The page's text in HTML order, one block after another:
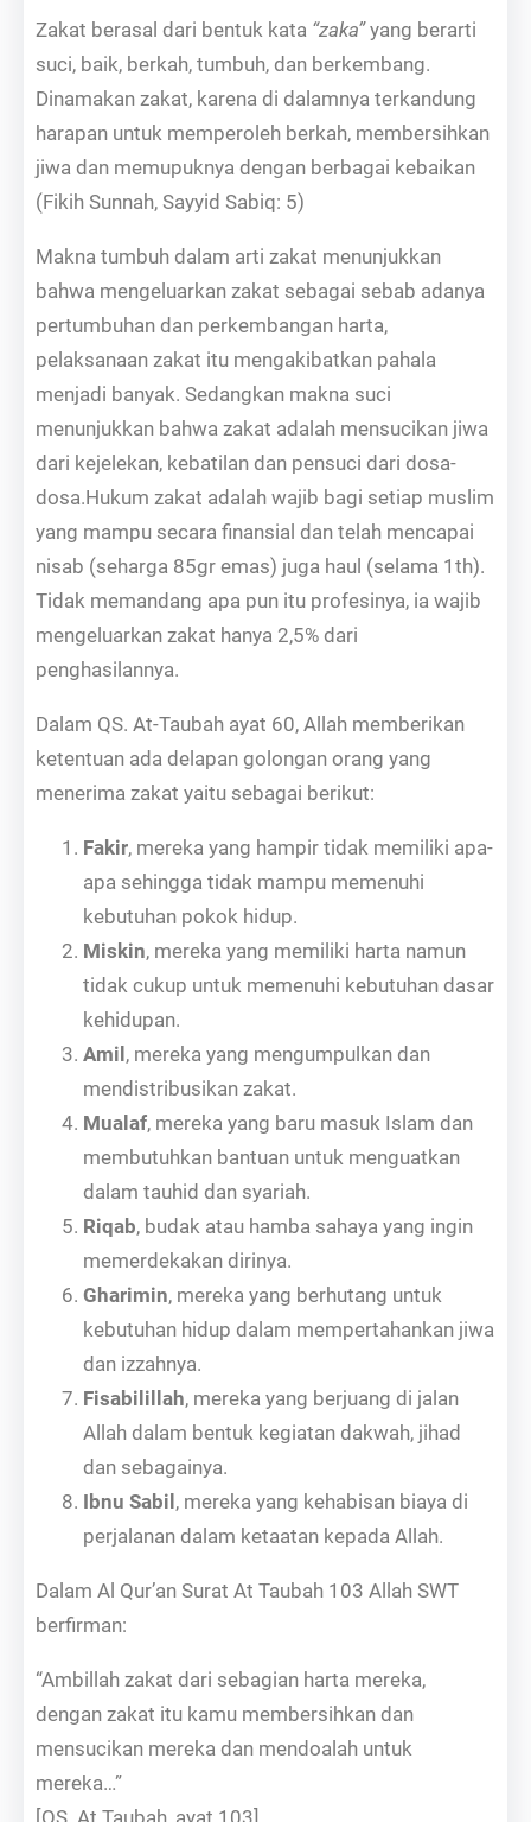
Zakat berasal dari bentuk kata “zaka”yang berarti
suci, baik, berkah, tumbuh, dan berkembang.
Dinamakan zakat, karena di dalamnya terkandung
harapan untuk memperoleh berkah, membersihkan
jiwa dan memupuknya dengan berbagai kebaikan
(Fikih Sunnah, Sayyid Sabiq: 5)
Makna tumbuh dalam arti zakat menunjukkan
bahwa mengeluarkan zakat sebagai sebab adanya
pertumbuhan dan perkembangan harta,
pelaksanaan zakat itu mengakibatkan pahala
menjadi banyak. Sedangkan makna suci
menunjukkan bahwa zakat adalah mensucikan jiwa
dari kejelekan, kebatilan dan pensuci dari dosa-
dosa.Hukum zakat adalah wajib bagi setiap muslim
yang mampu secara finansial dan telah mencapai
nisab (seharga 85gr emas) juga haul (selama 1th).
Tidak memandang apa pun itu profesinya, ia wajib
mengeluarkan zakat hanya 2,5% dari
penghasilannya.
Dalam QS. At-Taubah ayat 60, Allah memberikan
ketentuan ada delapan golongan orang yang
menerima zakat yaitu sebagai berikut:
Fakir, mereka yang hampir tidak memiliki apa-
apa sehingga tidak mampu memenuhi
kebutuhan pokok hidup.
Miskin, mereka yang memiliki harta namun
tidak cukup untuk memenuhi kebutuhan dasar
kehidupan.
Amil, mereka yang mengumpulkan dan
mendistribusikan zakat.
Mualaf, mereka yang baru masuk Islam dan
membutuhkan bantuan untuk menguatkan
dalam tauhid dan syariah.
Riqab, budak atau hamba sahaya yang ingin
memerdekakan dirinya.
Gharimin, mereka yang berhutang untuk
kebutuhan hidup dalam mempertahankan jiwa
dan izzahnya.
Fisabilillah, mereka yang berjuang di jalan
Allah dalam bentuk kegiatan dakwah, jihad
dan sebagainya.
Ibnu Sabil, mereka yang kehabisan biaya di
perjalanan dalam ketaatan kepada Allah.
Dalam Al Qur’an Surat At Taubah 103 Allah SWT
berfirman:
“Ambillah zakat dari sebagian harta mereka,
dengan zakat itu kamu membersihkan dan
mensucikan mereka dan mendoalah untuk
mereka…”
[QS. At Taubah, ayat 103]